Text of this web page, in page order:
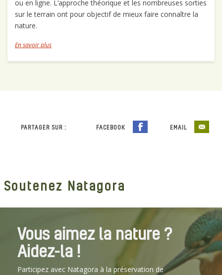
ou en ligne. L’approche théorique et les nombreuses sorties
sur le terrain ont pour objectif de mieux faire connaître la
nature.
En savoir plus
PARTAGER SUR : FACEBOOK EMAIL
Soutenez Natagora
Vous aimez la nature ?
Aidez-la !
Participez avec Natagora à la préservation de